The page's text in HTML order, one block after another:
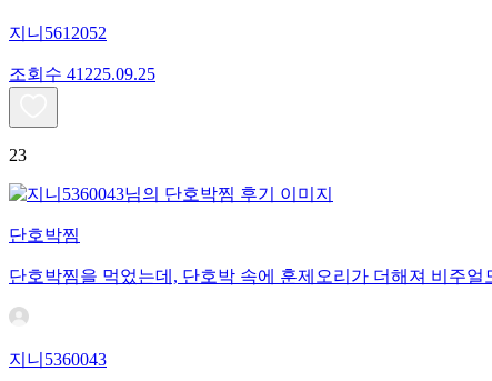
지니5612052
조회수 41225.09.25
23
단호박찜
단호박찜을 먹었는데, 단호박 속에 훈제오리가 더해져 비주
지니5360043